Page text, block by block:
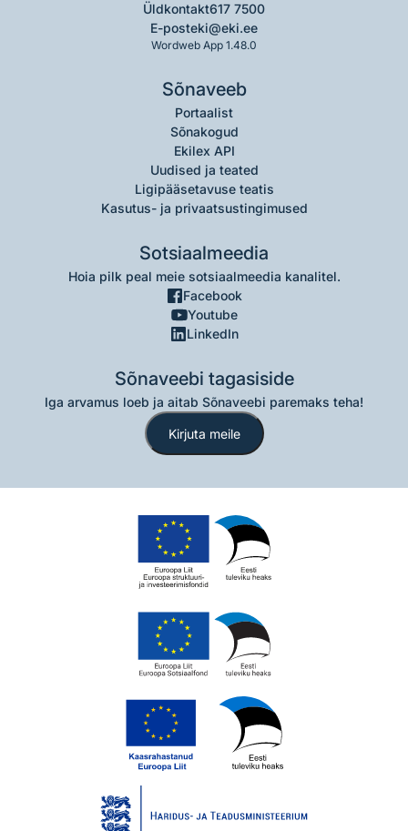
Üldkontakt617 7500
E-posteki@eki.ee
Wordweb App 1.48.0
Sõnaveeb
Portaalist
Sõnakogud
Ekilex API
Uudised ja teated
Ligipääsetavuse teatis
Kasutus- ja privaatsustingimused
Sotsiaalmeedia
Hoia pilk peal meie sotsiaalmeedia kanalitel.
Facebook
Youtube
LinkedIn
Sõnaveebi tagasiside
Iga arvamus loeb ja aitab Sõnaveebi paremaks teha!
Kirjuta meile